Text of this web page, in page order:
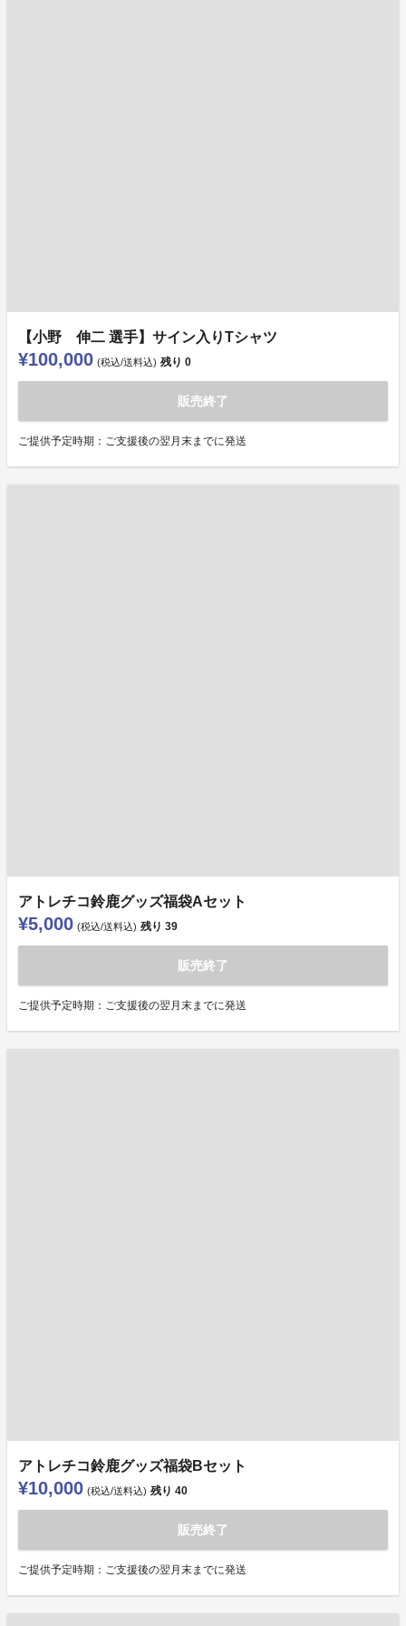
【小野 伸二 選手】サイン入りTシャツ
¥100,000 (税込/送料込) 残り 0
販売終了
ご提供予定時期：ご支援後の翌月末までに発送
アトレチコ鈴鹿グッズ福袋Aセット
¥5,000 (税込/送料込) 残り 39
販売終了
ご提供予定時期：ご支援後の翌月末までに発送
アトレチコ鈴鹿グッズ福袋Bセット
¥10,000 (税込/送料込) 残り 40
販売終了
ご提供予定時期：ご支援後の翌月末までに発送